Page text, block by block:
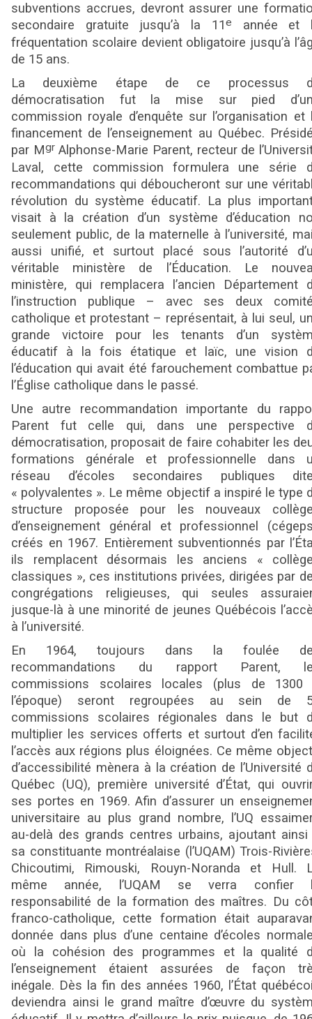
subventions accrues, devront assurer une
secondaire gratuite jusqu’à la 11e
année et
fréquentation scolaire devient obligatoire jusqu’à
de 15 ans.
La deuxième étape de ce processus
démocratisation fut la mise sur pied
commission royale d’enquête sur l’organisation et
financement de l’enseignement au Québec.
par MgrAlphonse-Marie Parent, recteur de
Laval, cette commission formulera une série
recommandations qui déboucheront sur une
révolution du système éducatif. La plus
visait à la création d’un système d’éducation
seulement public, de la maternelle à l’université,
aussi unifié, et surtout placé sous l’autorité
véritable ministère de l’Éducation. Le
ministère, qui remplacera l’ancien Département
l’instruction publique – avec ses deux
catholique et protestant – représentait, à lui seul,
grande victoire pour les tenants d’un
éducatif à la fois étatique et laïc, une vision
l’éducation qui avait été farouchement combattue
l’Église catholique dans le passé.
Une autre recommandation importante du
Parent fut celle qui, dans une perspective
démocratisation, proposait de faire cohabiter les
formations générale et professionnelle dans
réseau d’écoles secondaires publiques
« polyvalentes ». Le même objectif a inspiré le type
structure proposée pour les nouveaux
d’enseignement général et professionnel
créés en 1967. Entièrement subventionnés par
ils remplacent désormais les anciens «
classiques », ces institutions privées, dirigées par
congrégations religieuses, qui seules
jusque-là à une minorité de jeunes Québécois
à l’université.
En 1964, toujours dans la foulée
recommandations du rapport Parent,
commissions scolaires locales (plus de 1300
l’époque) seront regroupées au sein de
commissions scolaires régionales dans le but
multiplier les services offerts et surtout d’en
l’accès aux régions plus éloignées. Ce même
d’accessibilité mènera à la création de l’Université
Québec (UQ), première université d’État, qui
ses portes en 1969. Afin d’assurer un
universitaire au plus grand nombre, l’UQ
au-delà des grands centres urbains, ajoutant ainsi
sa constituante montréalaise (l’UQAM) Trois-
Chicoutimi, Rimouski, Rouyn-Noranda et Hull.
même année, l’UQAM se verra confier
responsabilité de la formation des maîtres. Du
franco-catholique, cette formation était
donnée dans plus d’une centaine d’écoles
où la cohésion des programmes et la qualité
l’enseignement étaient assurées de façon
inégale. Dès la fin des années 1960, l’État
deviendra ainsi le grand maître d’œuvre du